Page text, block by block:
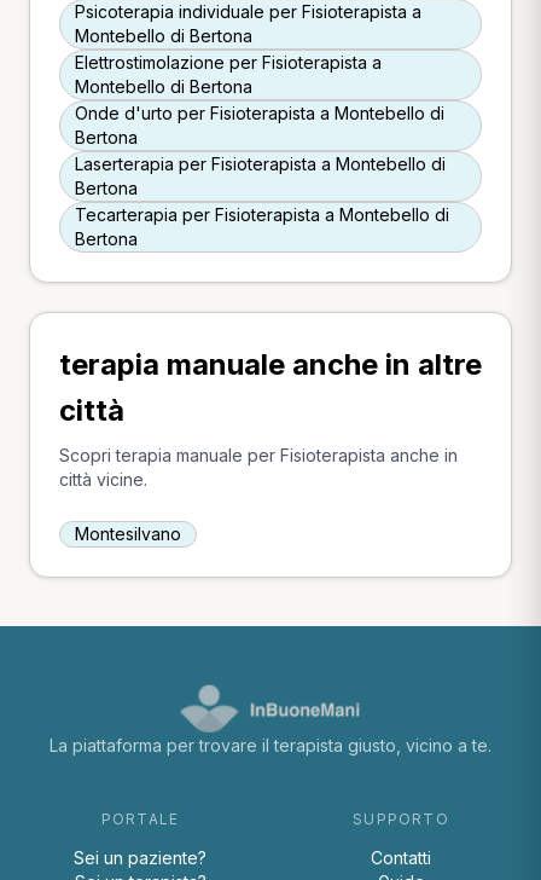
Psicoterapia individuale per Fisioterapista a
Montebello di Bertona
Elettrostimolazione per Fisioterapista a
Montebello di Bertona
Onde d'urto per Fisioterapista a Montebello di
Bertona
Laserterapia per Fisioterapista a Montebello di
Bertona
Tecarterapia per Fisioterapista a Montebello di
Bertona
terapia manuale anche in altre
città
Scopri terapia manuale per Fisioterapista anche in
città vicine.
Montesilvano
La piattaforma per trovare il terapista giusto, vicino a te.
PORTALE
Sei un paziente?
SUPPORTO
Contatti